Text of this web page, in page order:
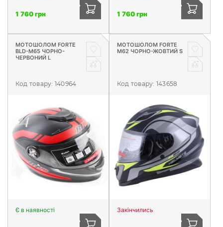
1 760 грн 1 760 грн
МОТОШОЛОМ FORTE
BLD-M65 ЧОРНО-
ЧЕРВОНИЙ L
Код товару: 140964
Є в наявності
МОТОШОЛОМ FORTE
М62 ЧОРНО-ЖОВТИЙ S
Код товару: 143658
Закінчились